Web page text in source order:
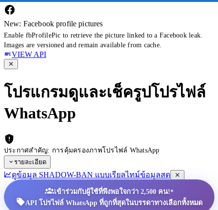
New: Facebook profile pictures
Enable fbProfilePic to retrieve the picture linked to a Facebook leak.
Images are versioned and remain available from cache.
VIEW API
โปรแกรมดูและเช็ครูปโปรไฟล์
WhatsApp
ประกาศสำคัญ: การคุ้มครองภาพโปรไฟล์ WhatsApp
รายละเอียด
ดูข้อมูล SHADOW-BAN แบบเรียลไทม์ข้อมูลสด
เข้าร่วมกับผู้ใช้ที่พึงพอใจกว่า 2,500 คน!•
API โปรไฟล์ WhatsApp ที่ถูกที่สุดในบรรดาทางเลือกทั้งหมด